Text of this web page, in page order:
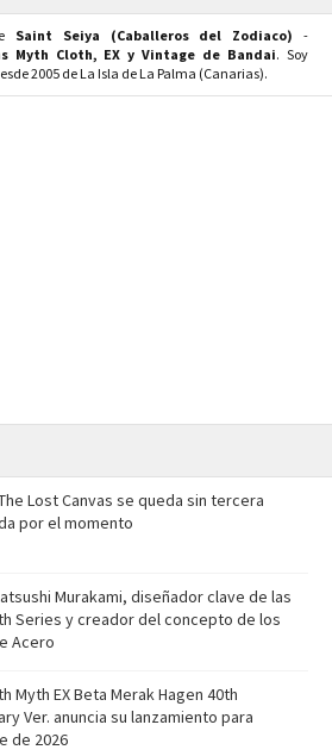
Saint Seiya (Caballeros del Zodiaco) -
Myth Cloth, EX y Vintage de Bandai. Soy
2005 de La Isla de La Palma (Canarias).
Lost Canvas se queda sin tercera
por el momento
Murakami, diseñador clave de las
Series y creador del concepto de los
Acero
Myth EX Beta Merak Hagen 40th
Ver. anuncia su lanzamiento para
de 2026